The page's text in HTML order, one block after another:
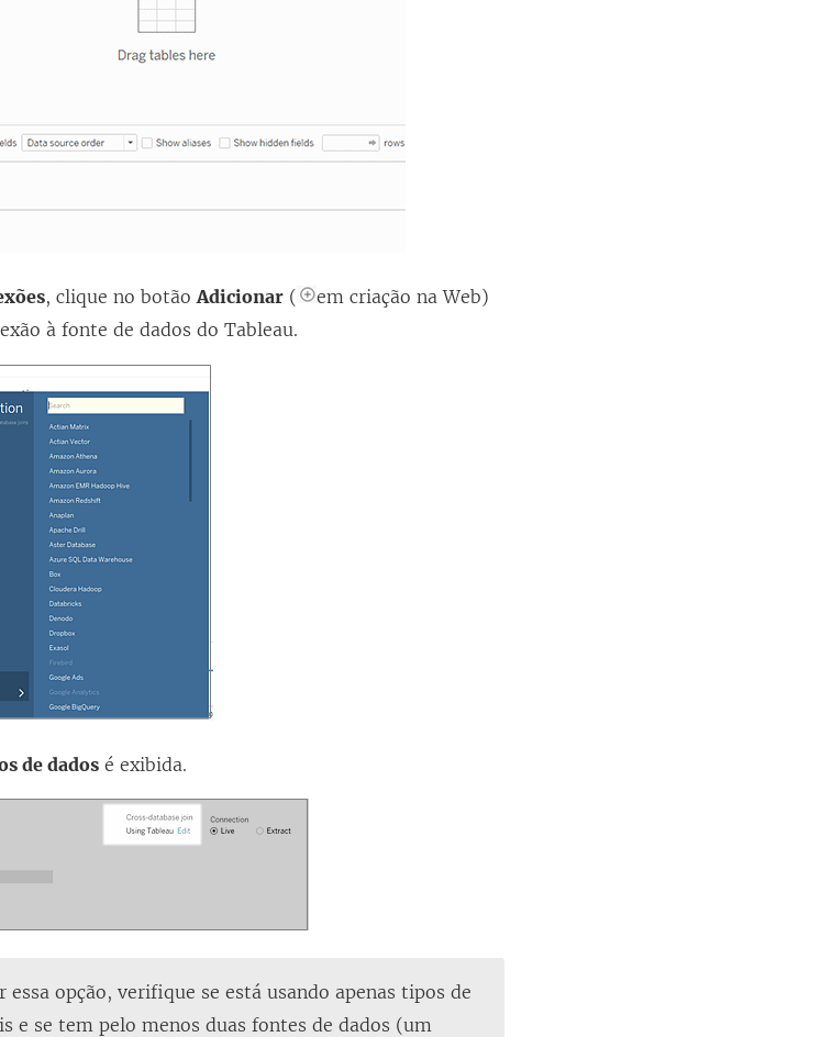
, clique no botãoAdicionar (
em criação na Web)
à fonte de dados do Tableau.
de dados é exibida.
essa opção, verifique se está usando apenas tipos de
e se tem pelo menos duas fontes de dados (um